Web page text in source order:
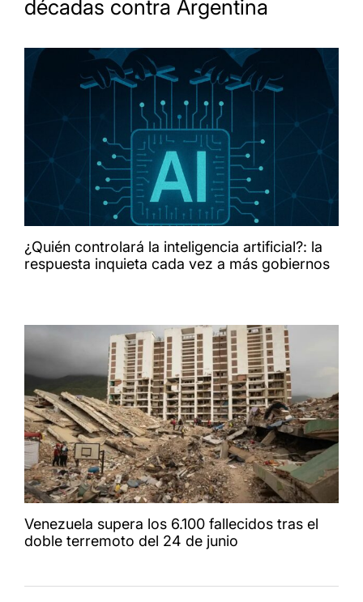
décadas contra Argentina
¿Quién controlará la inteligencia artificial?: la
respuesta inquieta cada vez a más gobiernos
Venezuela supera los 6.100 fallecidos tras el
doble terremoto del 24 de junio